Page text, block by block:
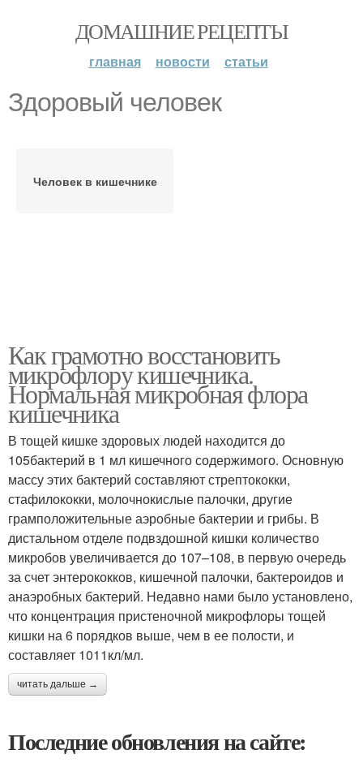
ДОМАШНИЕ РЕЦЕПТЫ
главная новости статьи
Здоровый человек
Человек в кишечнике
Как грамотно восстановить
микрофлору кишечника.
Нормальная микробная флора
кишечника
В тощей кишке здоровых людей находится до
105бактерий в 1 мл кишечного содержимого. Основную
массу этих бактерий составляют стрептококки,
стафилококки, молочнокислые палочки, другие
грамположительные аэробные бактерии и грибы. В
дистальном отделе подвздошной кишки количество
микробов увеличивается до 107–108, в первую очередь
за счет энтерококков, кишечной палочки, бактероидов и
анаэробных бактерий. Недавно нами было установлено,
что концентрация пристеночной микрофлоры тощей
кишки на 6 порядков выше, чем в ее полости, и
составляет 1011кл/мл.
читать дальше →
Последние обновления на сайте: